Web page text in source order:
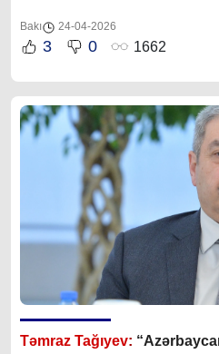
Bakı 24-04-2026
3 0 1662
Təmraz Tağıyev: